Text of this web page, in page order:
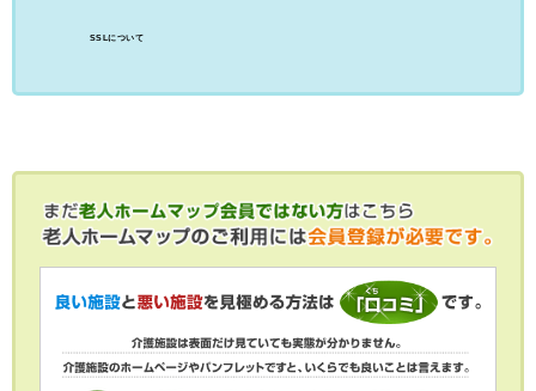
SSLについて